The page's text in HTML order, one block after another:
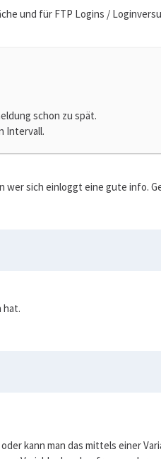
und für FTP Logins /
schon zu spät.
Intervall.
sich einloggt eine gute info.
hat.
kann man das mittels einer